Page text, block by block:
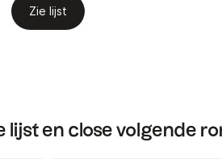
Zie lijst
lijst en close volgende